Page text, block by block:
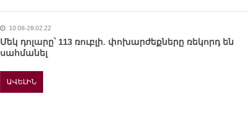
10:08-28.02.22
Մեկ դոլարը՝ 113 ռուբլի. փոխարժեքները ռեկորդ են
սահմանել
ԱՎԵԼԻՆ